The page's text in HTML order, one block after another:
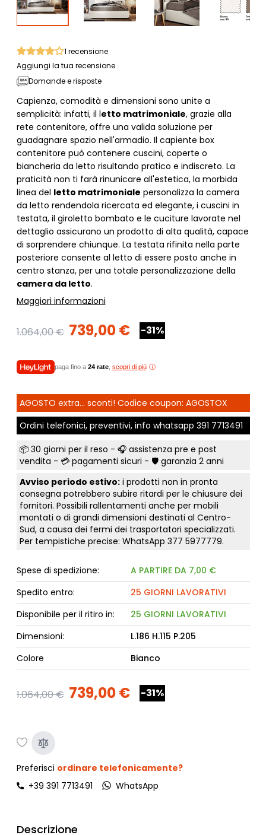
1 recensione
Aggiungi la tua recensione
Domande e risposte
Capienza, comodità e dimensioni sono unite a
semplicità: infatti, il letto matrimoniale, grazie alla
rete contenitore, offre una valida soluzione per
guadagnare spazio nell'armadio. Il capiente box
contenitore può contenere cuscini, coperte o
biancheria da letto risultando pratico e indiscreto. La
praticità non ti farà rinunicare all'estetica, la morbida
linea del letto matrimoniale personalizza la camera
da letto rendendola ricercata ed elegante, i cuscini in
testata, il giroletto bombato e le cuciture lavorate nel
dettaglio assicurano un prodotto di alta qualità, capace
di sorprendere chiunque. La testata rifinita nella parte
posteriore consente al letto di essere posto anche in
centro stanza, per una totale personalizzazione della
camera da letto.
Maggiori informazioni
1.064,00 € 739,00 € -31%
paga fino a 24 rate, scopri di più
AGOSTO extra... sconti! Codice coupon: AGOSTOX
Ordini telefonici, preventivi, info whatsapp 391 7713491
📦 30 giorni per il reso - 🎧 assistenza pre e post
vendita - 💳 pagamenti sicuri - 🛡️ garanzia 2 anni
Avviso periodo estivo:i prodotti non in pronta
consegna potrebbero subire ritardi per le chiusure dei
fornitori. Possibili rallentamenti anche per mobili
montati o di grandi dimensioni destinati al Centro-
Sud, a causa dei fermi dei trasportatori specializzati.
Per tempistiche precise: WhatsApp 377 5977779.
Spese di spedizione:
A PARTIRE DA 7,00 €
Spedito entro:
25 GIORNI LAVORATIVI
Disponibile per il ritiro in:
25 GIORNI LAVORATIVI
Dimensioni:
L.186 H.115 P.205
Colore
Bianco
1.064,00 € 739,00 € -31%
Preferisci ordinare telefonicamente?
+39 391 7713491
WhatsApp
Descrizione